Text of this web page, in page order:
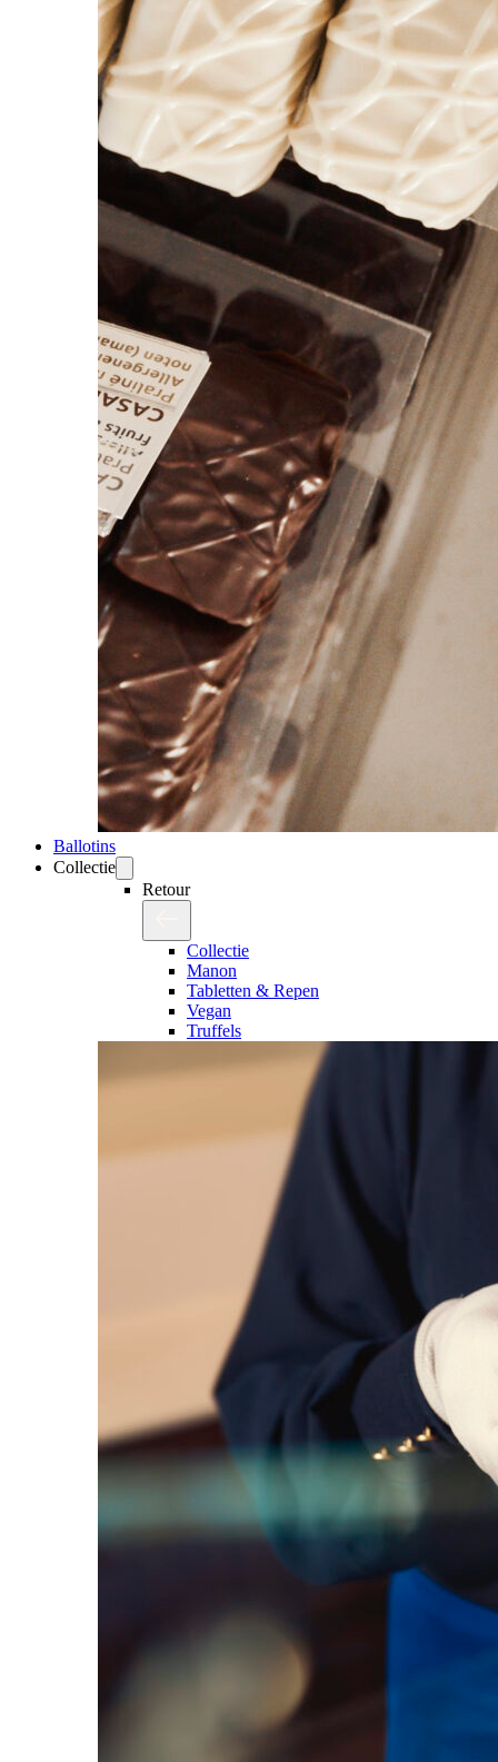
Ballotins
Collectie
Retour
Collectie
Manon
Tabletten & Repen
Vegan
Truffels